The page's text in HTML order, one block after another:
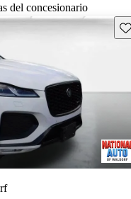
del concesionario